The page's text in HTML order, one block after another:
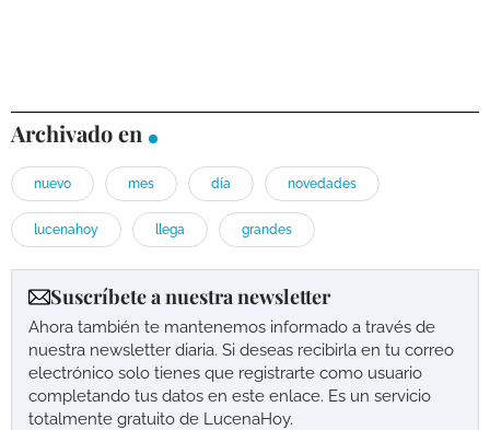
Archivado en
nuevo mes día novedades
lucenahoy llega grandes
Suscríbete a nuestra newsletter
Ahora también te mantenemos informado a través de
nuestra newsletter diaria. Si deseas recibirla en tu correo
electrónico solo tienes que registrarte como usuario
completando tus datos en este enlace. Es un servicio
totalmente gratuito de LucenaHoy.